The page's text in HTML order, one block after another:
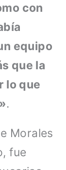
con
equipo
que la
lo que
.
Morales
fue